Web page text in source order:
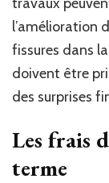
l’amélioration
fissures dans
doivent être
des surprises
Les frais
terme